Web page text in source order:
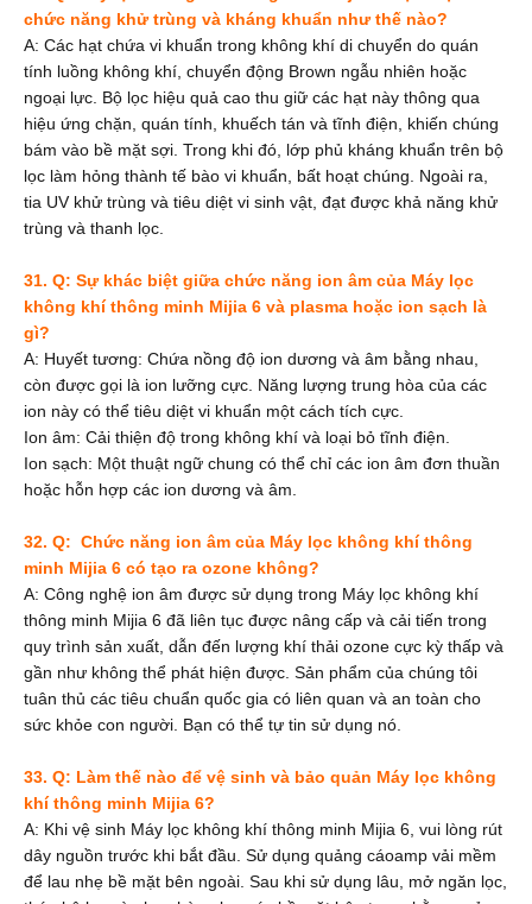
chức năng khử trùng và kháng khuẩn như thế nào?
A: Các hạt chứa vi khuẩn trong không khí di chuyển do quán
tính luồng không khí, chuyển động Brown ngẫu nhiên hoặc
ngoại lực. Bộ lọc hiệu quả cao thu giữ các hạt này thông qua
hiệu ứng chặn, quán tính, khuếch tán và tĩnh điện, khiến chúng
bám vào bề mặt sợi. Trong khi đó, lớp phủ kháng khuẩn trên bộ
lọc làm hỏng thành tế bào vi khuẩn, bất hoạt chúng. Ngoài ra,
tia UV khử trùng và tiêu diệt vi sinh vật, đạt được khả năng khử
trùng và thanh lọc.
31. Q: Sự khác biệt giữa chức năng ion âm của Máy lọc
không khí thông minh Mijia 6 và plasma hoặc ion sạch là
gì?
A: Huyết tương: Chứa nồng độ ion dương và âm bằng nhau,
còn được gọi là ion lưỡng cực. Năng lượng trung hòa của các
ion này có thể tiêu diệt vi khuẩn một cách tích cực.
Ion âm: Cải thiện độ trong không khí và loại bỏ tĩnh điện.
Ion sạch: Một thuật ngữ chung có thể chỉ các ion âm đơn thuần
hoặc hỗn hợp các ion dương và âm.
32. Q: Chức năng ion âm của Máy lọc không khí thông
minh Mijia 6 có tạo ra ozone không?
A: Công nghệ ion âm được sử dụng trong Máy lọc không khí
thông minh Mijia 6 đã liên tục được nâng cấp và cải tiến trong
quy trình sản xuất, dẫn đến lượng khí thải ozone cực kỳ thấp và
gần như không thể phát hiện được. Sản phẩm của chúng tôi
tuân thủ các tiêu chuẩn quốc gia có liên quan và an toàn cho
sức khỏe con người. Bạn có thể tự tin sử dụng nó.
33. Q: Làm thế nào để vệ sinh và bảo quản Máy lọc không
khí thông minh Mijia 6?
A: Khi vệ sinh Máy lọc không khí thông minh Mijia 6, vui lòng rút
dây nguồn trước khi bắt đầu. Sử dụng quảng cáoamp vải mềm
để lau nhẹ bề mặt bên ngoài. Sau khi sử dụng lâu, mở ngăn lọc,